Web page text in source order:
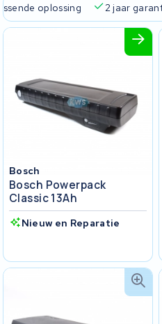
oplossing 2 jaar
Bosch
Bosch Powerpack
Classic 13Ah
Nieuw en Reparatie